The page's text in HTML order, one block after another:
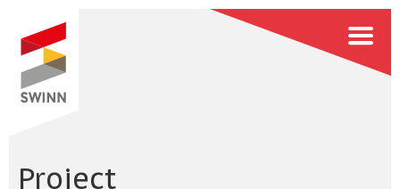
Project